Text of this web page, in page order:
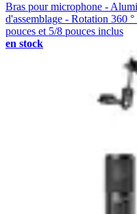
Bras pour microphone -
d'assemblage - Rotation 360
pouces et 5/8 pouces inclus
en stock